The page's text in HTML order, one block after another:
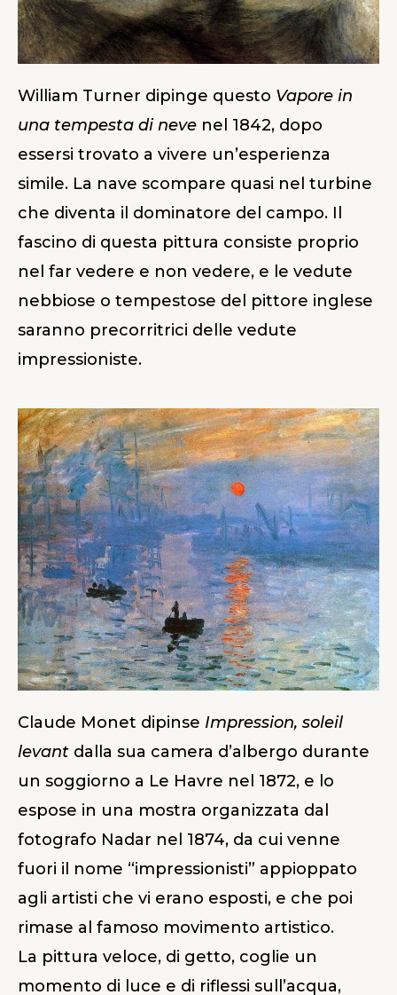
William Turner dipinge questo Vapore in
una tempesta di neve nel 1842, dopo
essersi trovato a vivere un’esperienza
simile. La nave scompare quasi nel turbine
che diventa il dominatore del campo. Il
fascino di questa pittura consiste proprio
nel far vedere e non vedere, e le vedute
nebbiose o tempestose del pittore inglese
saranno precorritrici delle vedute
impressioniste.
Claude Monet dipinse Impression, soleil
levant dalla sua camera d’albergo durante
un soggiorno a Le Havre nel 1872, e lo
espose in una mostra organizzata dal
fotografo Nadar nel 1874, da cui venne
fuori il nome “impressionisti” appioppato
agli artisti che vi erano esposti, e che poi
rimase al famoso movimento artistico.
La pittura veloce, di getto, coglie un
momento di luce e di riflessi sull’acqua,